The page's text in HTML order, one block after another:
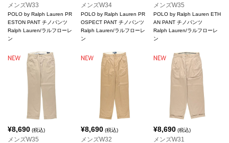
メンズW33
POLO by Ralph Lauren PR
ESTON PANT チノパンツ
Ralph Lauren/ラルフローレ
ン
メンズW34
POLO by Ralph Lauren PR
OSPECT PANT チノパンツ
Ralph Lauren/ラルフローレ
ン
メンズW35
POLO by Ralph Lauren ETH
AN PANT チノパンツ
Ralph Lauren/ラルフローレ
ン
¥8,690 (税込)
メンズW35
¥8,690(税込)
メンズW32
¥8,690 (税込)
メンズW31